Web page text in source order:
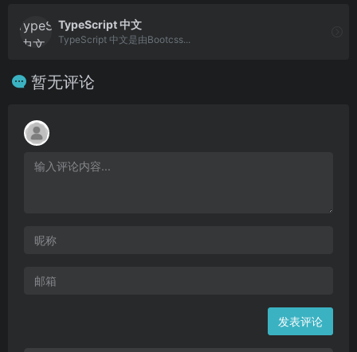
TypeScript 中文
TypeScript 中文是由Bootcss...
暂无评论
发表评论